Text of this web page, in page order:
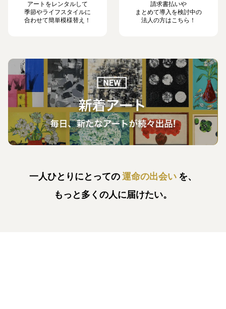
アートをレンタルして
季節やライフスタイルに
合わせて簡単模様替え！
請求書払いや
まとめて導入を検討中の
法人の方はこちら！
一人ひとりにとっての運命の出会い を、
もっと多くの人に届けたい。